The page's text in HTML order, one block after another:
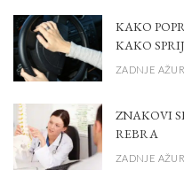
KAKO
KAKO
ZADNJE
ZNAKOVI
REBRA
ZADNJE